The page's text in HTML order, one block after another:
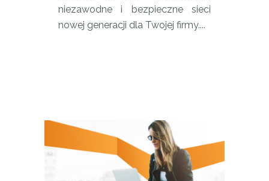
niezawodne i bezpieczne sieci
nowej generacji dla Twojej firmy....